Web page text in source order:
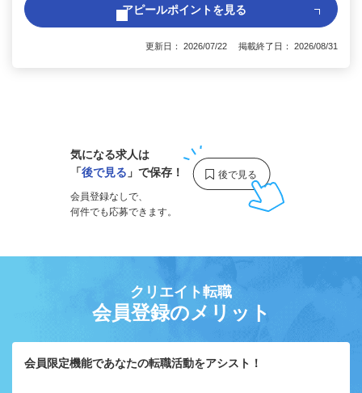
アピールポイントを見る
更新日： 2026/07/22 掲載終了日： 2026/08/31
気になる求人は
「後で見る 」で保存！
会員登録なしで、
何件でも応募できます。
クリエイト転職
会員登録のメリット
会員限定機能であなたの転職活動をアシスト！